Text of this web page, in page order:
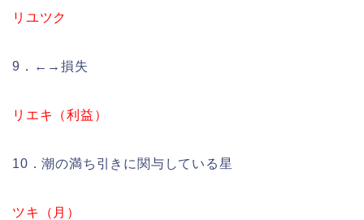
リユツク
9．←→損失
リエキ（利益）
10．潮の満ち引きに関与している星
ツキ（月）